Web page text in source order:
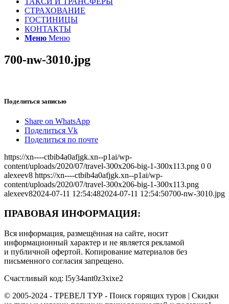
СТРАХОВАНИЕ
ГОСТИНИЦЫ
КОНТАКТЫ
Меню Меню
700-nw-3010.jpg
Поделиться записью
Share on WhatsApp
Поделиться Vk
Поделиться по почте
https://xn----ctbib4a0afjgk.xn--p1ai/wp-
content/uploads/2020/07/travel-300x206-big-1-300x113.png 0 0
alexeev8 https://xn----ctbib4a0afjgk.xn--p1ai/wp-
content/uploads/2020/07/travel-300x206-big-1-300x113.png
alexeev82024-07-11 12:54:482024-07-11 12:54:50700-nw-3010.jpg
ПРАВОВАЯ ИНФОРМАЦИЯ:
Вся информация, размещённая на сайте, носит
информационный характер и не является рекламой
и публичной офертой. Копирование материалов без
письменного согласия запрещено.
Счастливый код: l5y34ant0z3xixe2
© 2005-2024 - ТРЕВЕЛ ТУР - Поиск горящих туров | Скидки